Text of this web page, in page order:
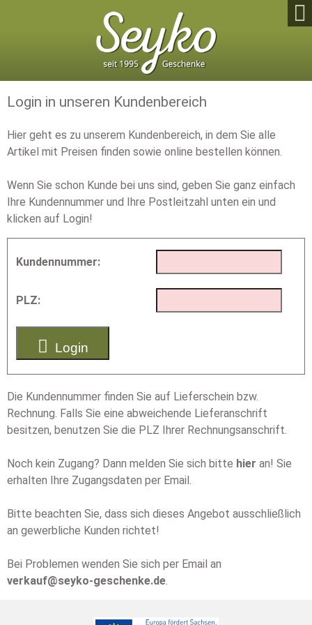

Login in unseren Kundenbereich
Hier geht es zu unserem Kundenbereich, in dem Sie alle
Artikel mit Preisen finden sowie online bestellen können.
Wenn Sie schon Kunde bei uns sind, geben Sie ganz einfach
Ihre Kundennummer und Ihre Postleitzahl unten ein und
klicken auf Login!
Kundennummer:
PLZ:
 Login
Die Kundennummer finden Sie auf Lieferschein bzw.
Rechnung. Falls Sie eine abweichende Lieferanschrift
besitzen, benutzen Sie die PLZ Ihrer Rechnungsanschrift.
Noch kein Zugang? Dann melden Sie sich bitte hier an! Sie
erhalten Ihre Zugangsdaten per Email.
Bitte beachten Sie, dass sich dieses Angebot ausschließlich
an gewerbliche Kunden richtet!
Bei Problemen wenden Sie sich per Email an
verkauf@seyko-geschenke.de.